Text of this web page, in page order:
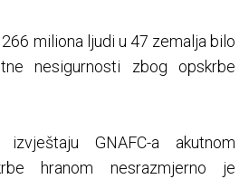
miliona ljudi u 47 zemalja bilo
nesigurnosti zbog opskrbe
GNAFC-a akutnom
hranom nesrazmjerno je